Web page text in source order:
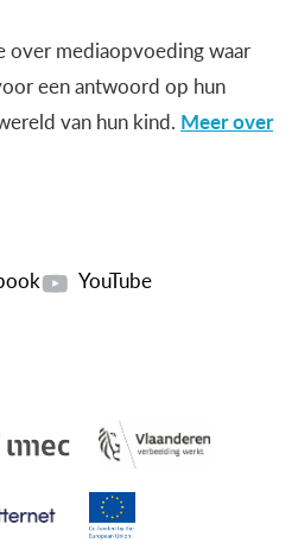
over mediaopvoeding waar
een antwoord op hun
van hun kind. Meer over
YouTube